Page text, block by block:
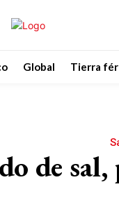
Global Tierra
de